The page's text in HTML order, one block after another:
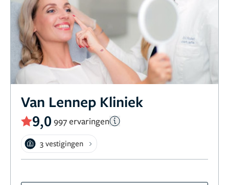
Van Lennep Kliniek
9,0 997 ervaringen
3 vestigingen